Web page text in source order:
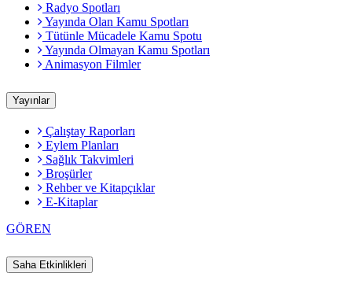
Radyo Spotları
Yayında Olan Kamu Spotları
Tütünle Mücadele Kamu Spotu
Yayında Olmayan Kamu Spotları
Animasyon Filmler
Yayınlar
Çalıştay Raporları
Eylem Planları
Sağlık Takvimleri
Broşürler
Rehber ve Kitapçıklar
E-Kitaplar
GÖREN
Saha Etkinlikleri